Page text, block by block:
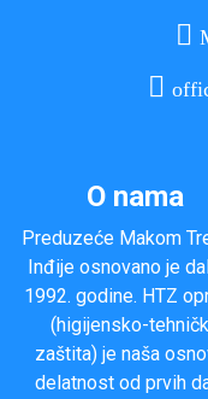


O nama
Preduzeće Makom
Inđije osnovano je
1992. godine. HTZ
(higijensko-
zaštita) je naša
delatnost od prvih